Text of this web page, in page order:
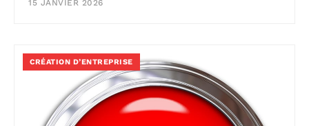
15 JANVIER 2026
CRÉATION D’ENTREPRISE